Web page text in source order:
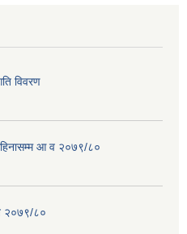
विवरण
आ व २०७९/८०
२०७९/८०